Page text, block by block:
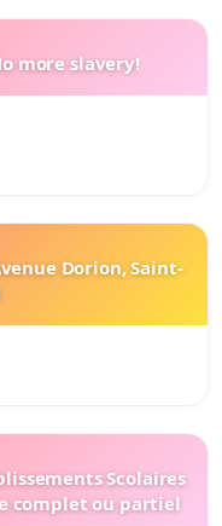
jamais l'esclavage! / No more slavery!
Dorion, Saint-
Scolaires
complet ou partiel